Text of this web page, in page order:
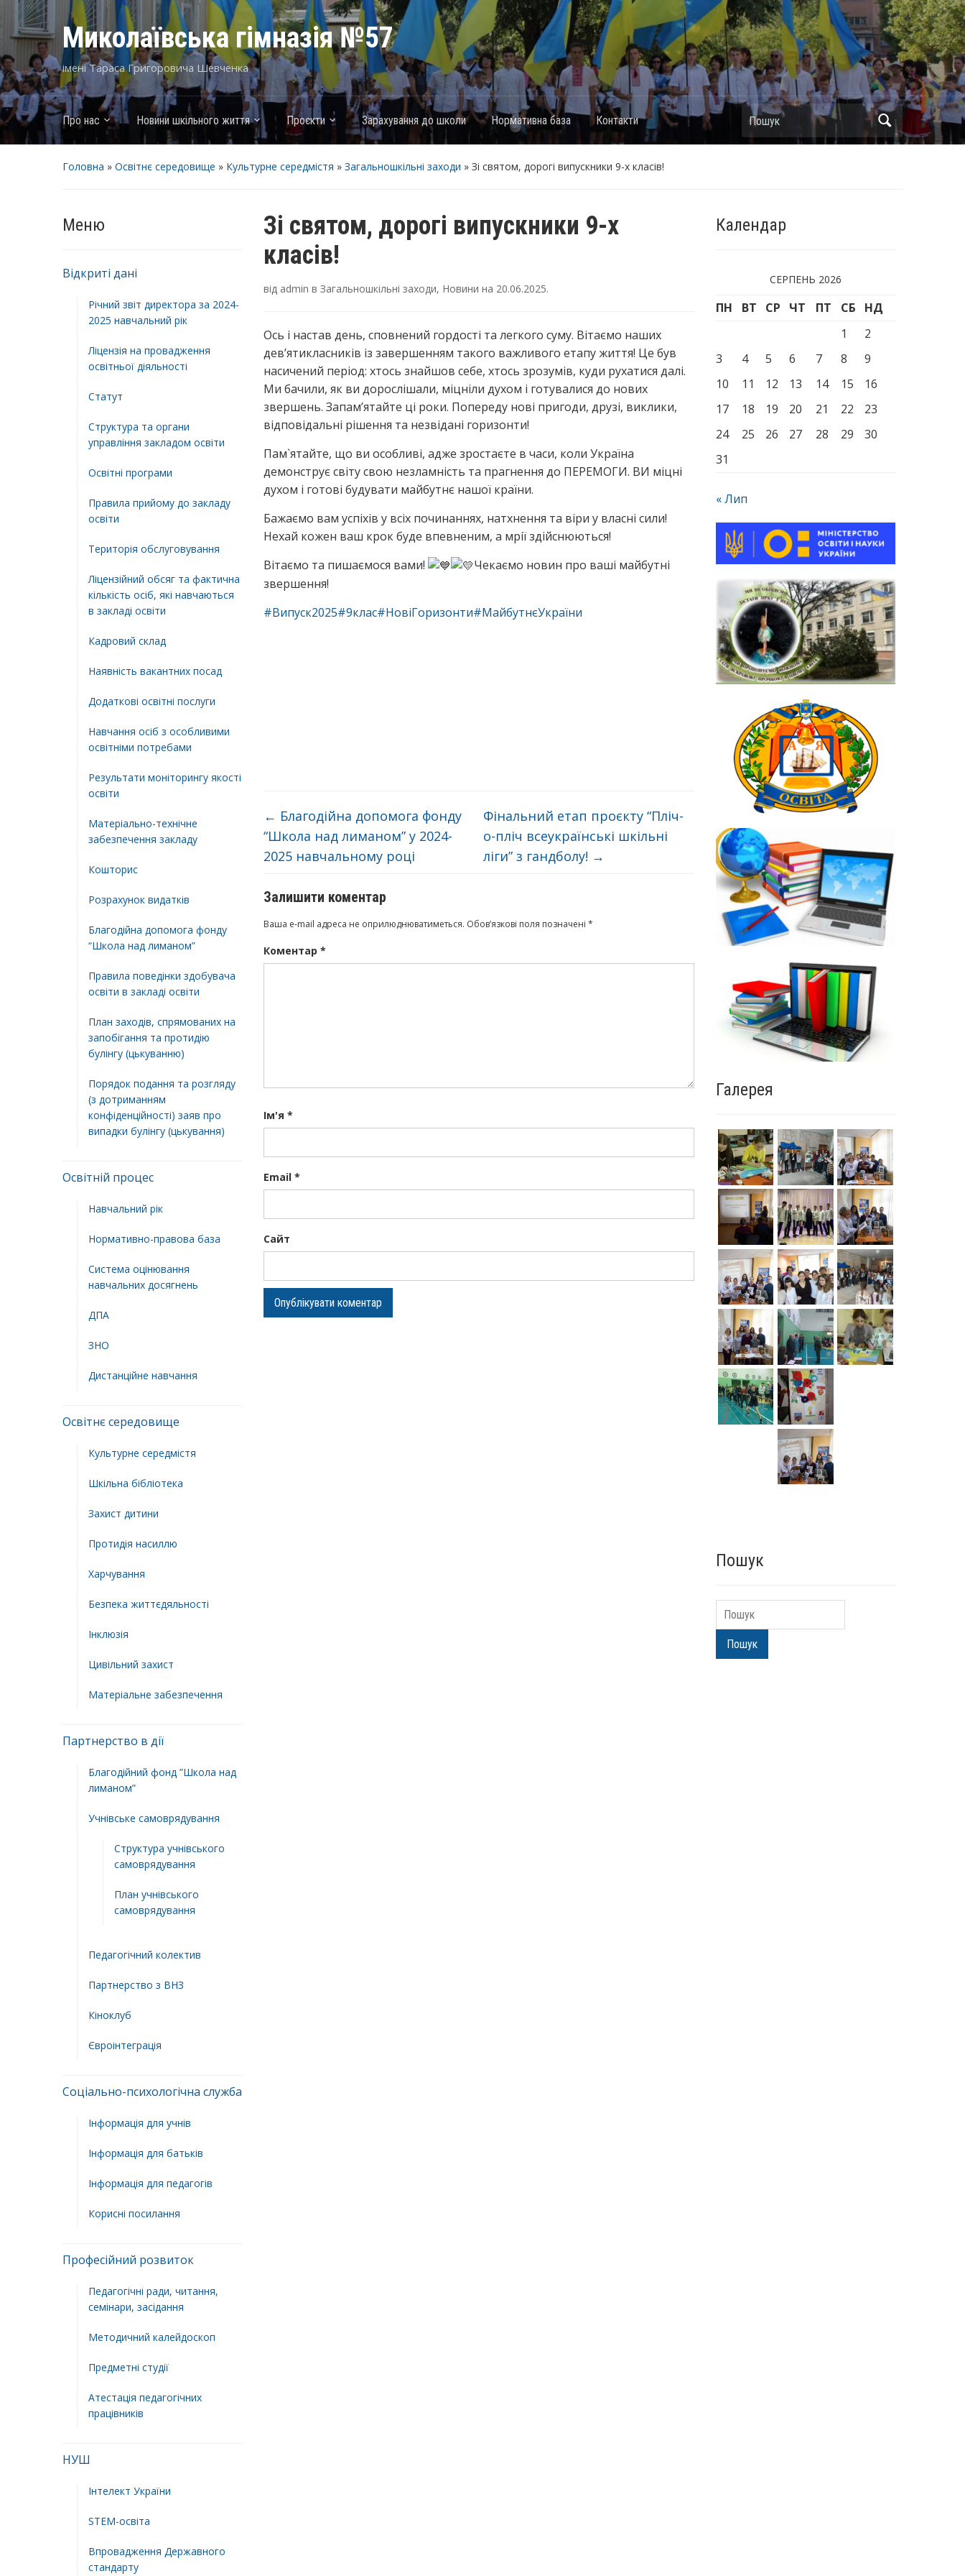
Миколаївська гімназія №57
імені Тараса Григоровича Шевченка
Про нас Новини шкільного життя Проєкти Зарахування до школи Нормативна база Контакти Пошук
Головна » Освітнє середовище » Культурне середмістя » Загальношкільні заходи » Зі святом, дорогі випускники 9-х класів!
Меню
Відкриті дані
Річний звіт директора за 2024-
2025 навчальний рік
Ліцензія на провадження
освітньої діяльності
Статут
Структура та органи
управління закладом освіти
Освiтнi програми
Правила прийому до закладу
освіти
Територiя обслуговування
Ліцензійний обсяг та фактична
кількість осіб, які навчаються
в закладі освіти
Кадровий склад
Наявність вакантних посад
Додатковi освiтнi послуги
Навчання осіб з особливими
освітніми потребами
Результати моніторингу якості
освіти
Матеріально-технічне
забезпечення закладу
Кошторис
Розрахунок видатків
Благодійна допомога фонду
“Школа над лиманом”
Правила поведінки здобувача
освіти в закладі освіти
План заходів, спрямованих на
запобігання та протидію
булінгу (цькуванню)
Порядок подання та розгляду
(з дотриманням
конфіденційності) заяв про
випадки булінгу (цькування)
Освітній процес
Навчальний рік
Нормативно-правова база
Система оцінювання
навчальних досягнень
ДПА
ЗНО
Дистанційне навчання
Освітнє середовище
Культурне середмістя
Шкільна бібліотека
Захист дитини
Протидія насиллю
Харчування
Безпека життєдяльності
Інклюзія
Цивільний захист
Матеріальне забезпечення
Партнерство в дії
Благодійний фонд ”Школа над
лиманом”
Учнівське самоврядування
Структура учнiвського
самоврядування
План учнiвського
самоврядування
Педагогічний колектив
Партнерство з ВНЗ
Кіноклуб
Євроінтеграція
Соціально-психологічна служба
Інформація для учнів
Інформація для батьків
Інформація для педагогів
Корисні посилання
Професійний розвиток
Педагогічні ради, читання,
семінари, засідання
Методичний калейдоскоп
Предметні студії
Атестація педагогічних
працівників
НУШ
Інтелект України
STEM-освіта
Впровадження Державного
стандарту
Зі святом, дорогі випускники 9-х
класів!
від admin в Загальношкільні заходи, Новини на 20.06.2025.
Ось і настав день, сповнений гордості та легкого суму. Вітаємо наших
дев’ятикласників із завершенням такого важливого етапужиття! Це був
насичений період: хтось знайшов себе, хтось зрозумів, куди рухатися далі.
Ми бачили, як ви дорослішали, міцніли духом і готувалися до нових
звершень. Запам’ятайте ці роки. Попереду нові пригоди, друзі, виклики,
відповідальні рішення та незвідані горизонти!
Пам`ятайте, що ви особливі, адже зростаєте в часи, коли Україна
демонструє світу свою незламність та прагнення до ПЕРЕМОГИ. ВИ міцні
духом і готові будувати майбутнє нашої країни.
Бажаємо вам успіхів у всіх починаннях, натхнення та віри у власні сили!
Нехай кожен ваш крок буде впевненим, а мрії здійснюються!
Вітаємо та пишаємося вами!
Чекаємо новин про ваші майбутні
звершення!
#Випуск2025#9клас#НовіГоризонти#МайбутнєУкраїни
← Благодійна допомога фонду
“Школа над лиманом” у 2024-
2025 навчальному році
Фінальний етап проєкту “Пліч-
о-пліч всеукраїнські шкільні
ліги” з гандболу! →
Залишити коментар
Ваша e-mail адреса не оприлюднюватиметься. Обов’язкові поля позначені *
Коментар *
Ім'я *
Email *
Сайт
Календар
СЕРПЕНЬ 2026
ПН ВТ СР ЧТ ПТ СБ
НД
1
2
3
4 5 6 7 8
9
10
11 12 13 14 15
16
17
18 19 20 21 22
23
24
25 26 27 28 29
30
31
« Лип
Галерея
Пошук
Пошук
Пошук